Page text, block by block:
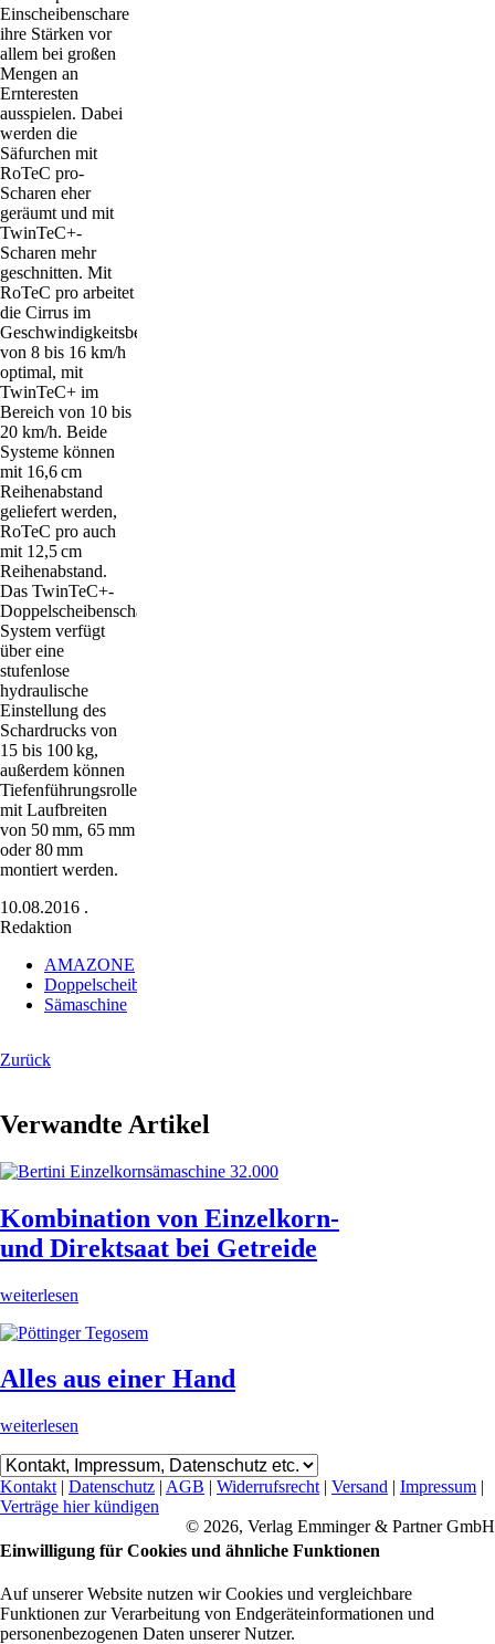
Einscheibenschare
ihre Stärken vor
allem bei großen
Mengen an
Ernteresten
ausspielen. Dabei
werden die
Säfurchen mit
RoTeC pro-
Scharen eher
geräumt und mit
TwinTeC+-
Scharen mehr
geschnitten. Mit
RoTeC pro arbeitet
die Cirrus im
Geschwindigkeitsbereich
von 8 bis 16 km/h
optimal, mit
TwinTeC+ im
Bereich von 10 bis
20 km/h. Beide
Systeme können
mit 16,6 cm
Reihenabstand
geliefert werden,
RoTeC pro auch
mit 12,5 cm
Reihenabstand.
Das TwinTeC+-
Doppelscheibenschar-
System verfügt
über eine
stufenlose
hydraulische
Einstellung des
Schardrucks von
15 bis 100 kg,
außerdem können
Tiefenführungsrollen
mit Laufbreiten
von 50 mm, 65 mm
oder 80 mm
montiert werden.
10.08.2016 .
Redaktion
AMAZONE
Doppelscheibenschare
Sämaschine
Zurück
Verwandte Artikel
Kombination von Einzelkorn-
und Direktsaat bei Getreide
weiterlesen
Alles aus einer Hand
weiterlesen
Kontakt| Datenschutz | AGB | Widerrufsrecht| Versand | Impressum |
Verträge hier kündigen
© 2026, Verlag Emminger & Partner GmbH
Einwilligung für Cookies und ähnliche Funktionen
Auf unserer Website nutzen wir Cookies und vergleichbare
Funktionen zur Verarbeitung von Endgeräteinformationen und
personenbezogenen Daten unserer Nutzer.